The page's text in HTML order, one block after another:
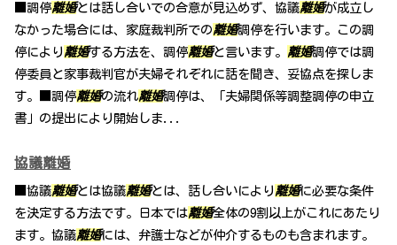
■調停離婚とは話し合いでの合意が見込めず、協議離婚が成立し
なかった場合には、家庭裁判所での離婚調停を行います。この調
停により 離婚する方法を、調停離婚と言います。 離婚調停では調
停委員と家事裁判官が夫婦それぞれに話を聞き、妥協点を探しま
す。■調停離婚の流れ離婚調停は、「夫婦関係等調整調停の申立
書」の提出により開始しま...
協議離婚
■協議離婚とは協議離婚とは、話し合いにより 離婚に必要な条件
を決定する方法です。日本では離婚全体の9割以上がこれにあたり
ます。協議離婚には、弁護士などが仲介するものも含まれます。